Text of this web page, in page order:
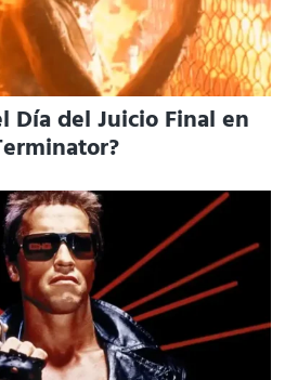
Día del Juicio Final en